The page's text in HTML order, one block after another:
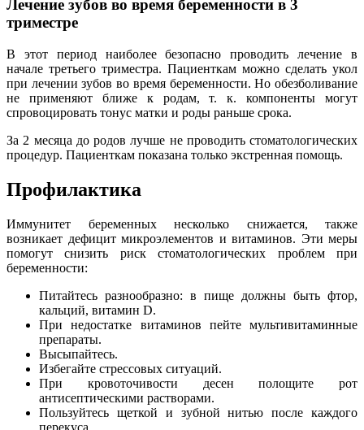
Лечение зубов во время беременности в 3
триместре
В этот период наиболее безопасно проводить лечение в
начале третьего триместра. Пациенткам можно сделать укол
при лечении зубов во время беременности. Но обезболивание
не применяют ближе к родам, т. к. компоненты могут
спровоцировать тонус матки и роды раньше срока.
За 2 месяца до родов лучше не проводить стоматологических
процедур. Пациенткам показана только экстренная помощь.
Профилактика
Иммунитет беременных несколько снижается, также
возникает дефицит микроэлементов и витаминов. Эти меры
помогут снизить риск стоматологических проблем при
беременности:
Питайтесь разнообразно: в пище должны быть фтор,
кальций, витамин D.
При недостатке витаминов пейте мультивитаминные
препараты.
Высыпайтесь.
Избегайте стрессовых ситуаций.
При кровоточивости десен полощите рот
антисептическими растворами.
Пользуйтесь щеткой и зубной нитью после каждого
перекуса.